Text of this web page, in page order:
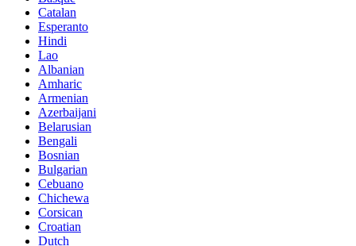
Catalan
Esperanto
Hindi
Lao
Albanian
Amharic
Armenian
Azerbaijani
Belarusian
Bengali
Bosnian
Bulgarian
Cebuano
Chichewa
Corsican
Croatian
Dutch